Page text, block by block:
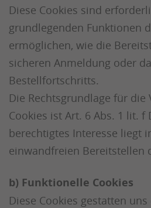
Diese Cookies sind
grundlegenden Funktionen
ermöglichen, wie die
sicheren Anmeldung oder
Bestellfortschritts.
Die Rechtsgrundlage für die
Cookies ist Art. 6 Abs. 1 lit. f
berechtigtes Interesse liegt
einwandfreien Bereitstellen
b) Funktionelle Cookies
Diese Cookies gestatten